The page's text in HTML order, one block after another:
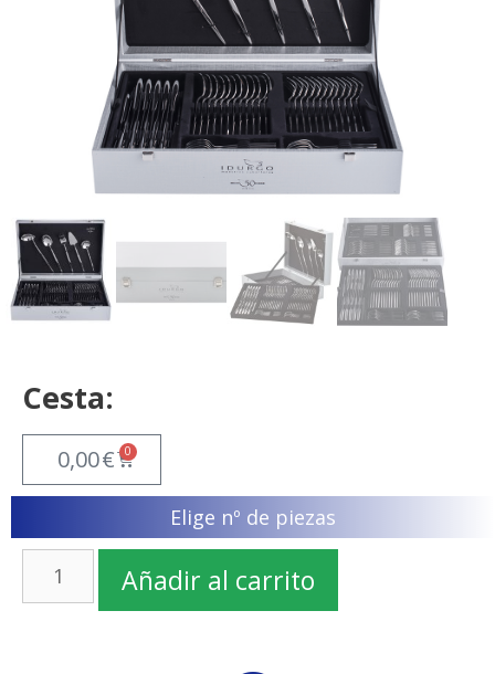
Cesta:
0,00€ 0
Elige nº de piezas
Añadir al carrito